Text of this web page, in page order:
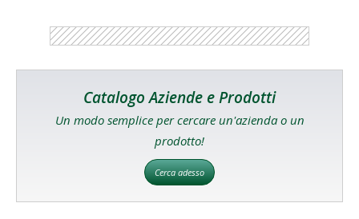
Catalogo Aziende e Prodotti
Un modo semplice per cercare un'azienda o un
prodotto!
Cerca adesso